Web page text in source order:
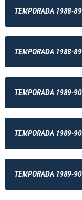
TEMPORADA 1988-89
TEMPORADA 1988-89
TEMPORADA 1989-90
TEMPORADA 1989-90
TEMPORADA 1989-90